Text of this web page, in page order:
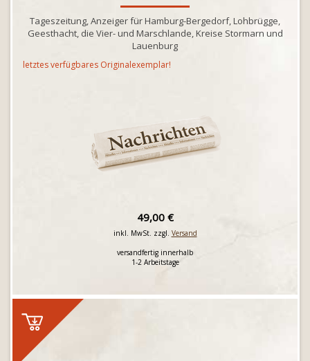
Tageszeitung, Anzeiger für Hamburg-Bergedorf, Lohbrügge,
Geesthacht, die Vier- und Marschlande, Kreise Stormarn und
Lauenburg
letztes verfügbares Originalexemplar!
49,00 €
inkl. MwSt. zzgl. Versand
versandfertig innerhalb
1-2 Arbeitstage